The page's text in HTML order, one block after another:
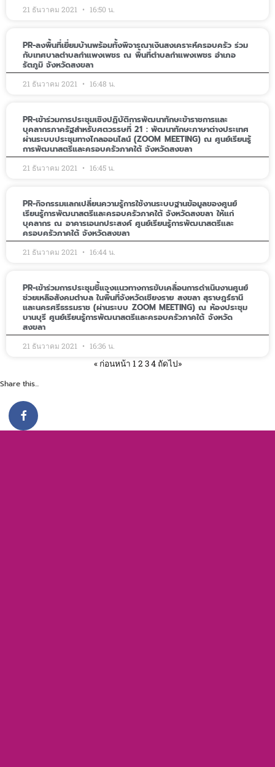
21 ธันวาคม 2021 16:50 น.
PR-ลงพื้นที่เยี่ยมบ้านพร้อมทั้งพิจารณาเงินสงเคราะห์ครอบครัว ร่วม
กับเทศบาลตำบลกำแพงเพชร ณ พื้นที่ตำบลกำแพงเพชร อำเภอ
รัตภูมิ จังหวัดสงขลา
21 ธันวาคม 2021 16:48 น.
PR-เข้าร่วมการประชุมเชิงปฏิบัติการพัฒนาทักษะข้าราชการและ
บุคลากรภาครัฐสำหรับศตวรรษที่ 21 : พัฒนาทักษะภาษาต่างประเทศ
ผ่านระบบประชุมทางไกลออนไลน์ (ZOOM MEETING) ณ ศูนย์เรียนรู้
การพัฒนาสตรีและครอบครัวภาคใต้ จังหวัดสงขลา
21 ธันวาคม 2021 16:45 น.
PR-กิจกรรมแลกเปลี่ยนความรู้การใช้งานระบบฐานข้อมูลของศูนย์
เรียนรู้การพัฒนาสตรีและครอบครัวภาคใต้ จังหวัดสงขลา ให้แก่
บุคลากร ณ อาคารเอนกประสงค์ ศูนย์เรียนรู้การพัฒนาสตรีและ
ครอบครัวภาคใต้ จังหวัดสงขลา
21 ธันวาคม 2021 16:44 น.
PR-เข้าร่วมการประชุมชี้แจงแนวทางการขับเคลื่อนการดำเนินงานศูนย์
ช่วยเหลือสังคมตำบล ในพื้นที่จังหวัดเชียงราย สงขลา สุราษฎร์ธานี
และนครศรีธรรมราช (ผ่านระบบ ZOOM MEETING) ณ ห้องประชุม
บานบุรี ศูนย์เรียนรู้การพัฒนาสตรีและครอบครัวภาคใต้ จังหวัด
สงขลา
21 ธันวาคม 2021 16:36 น.
« ก่อนหน้า 1 2 34 ถัดไป»
Share this...